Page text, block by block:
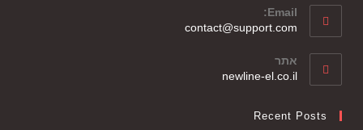
Email:
contact@support.com
אתר
newline-el.co.il
Recent Posts